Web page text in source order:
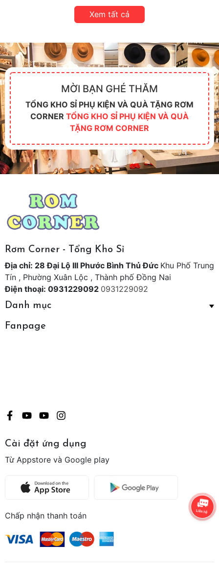
Xem tất cả
MỜI BẠN GHÉ THĂM
TỔNG KHO SỈ PHỤ KIỆN VÀ QUÀ TẶNG RƠM
CORNER TỔNG KHO SỈ PHỤ KIỆN VÀ QUÀ
TẶNG RƠM CORNER
Rơm Corner - Tổng Kho Sỉ
Địa chỉ: 28 Đại Lộ III Phước Bình Thủ Đức Khu Phố Trung
Tín , Phường Xuân Lộc , Thành phố Đồng Nai
Điện thoại: 0931229092 0931229092
Danh mục
Fanpage
Cài đặt ứng dụng
Từ Appstore và Google play
Chấp nhận thanh toán